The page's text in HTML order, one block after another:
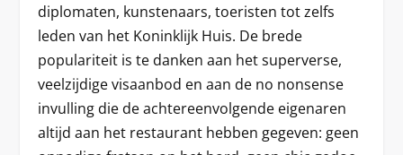
diplomaten, kunstenaars, toeristen tot zelfs
leden van het Koninklijk Huis. De brede
populariteit is te danken aan het superverse,
veelzijdige visaanbod en aan de no nonsense
invulling die de achtereenvolgende eigenaren
altijd aan het restaurant hebben gegeven: geen